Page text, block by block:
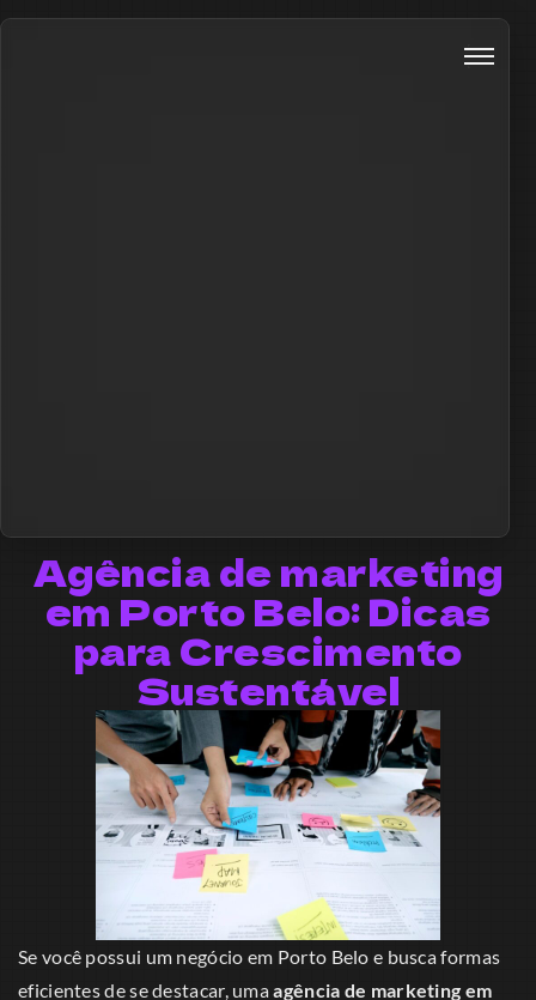
Agência de marketing
em Porto Belo: Dicas
para Crescimento
Sustentável
Se você possui um negócio em Porto Belo e busca formas
eficientes de se destacar, umaagência de marketing em